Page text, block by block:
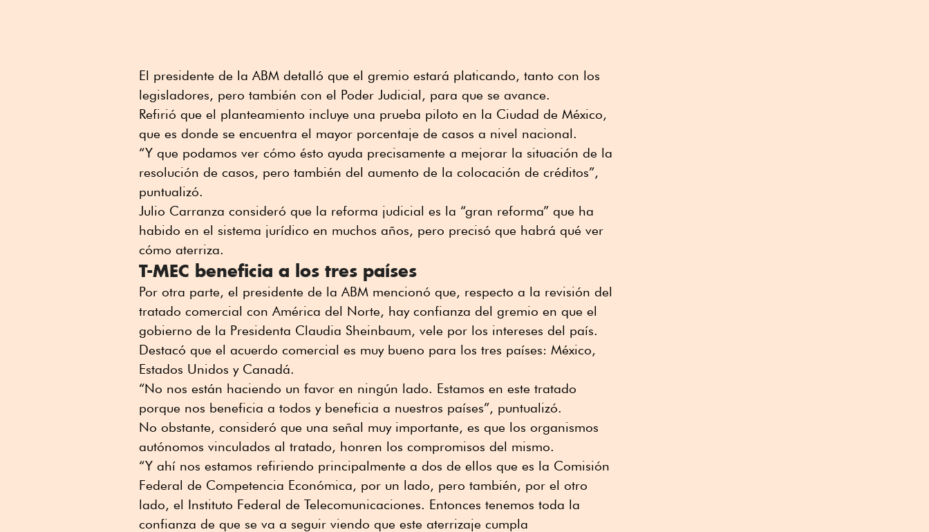
El presidente de la ABM detalló que el gremio estará platicando, tanto con los
legisladores, pero también con el Poder Judicial, para que se avance.
Refirió que el planteamiento incluye una prueba piloto en la Ciudad de México,
que es donde se encuentra el mayor porcentaje de casos a nivel nacional.
“Y que podamos ver cómo ésto ayuda precisamente a mejorar la situación de la
resolución de casos, pero también del aumento de la colocación de créditos”,
puntualizó.
Julio Carranza consideró que la reforma judicial es la “gran reforma” que ha
habido en el sistema jurídico en muchos años, pero precisó que habrá qué ver
cómo aterriza.
T-MEC beneficia a los tres países
Por otra parte, el presidente de la ABM mencionó que, respecto a la revisión del
tratado comercial con América del Norte, hay confianza del gremio en que el
gobierno de la Presidenta Claudia Sheinbaum, vele por los intereses del país.
Destacó que el acuerdo comercial es muy bueno para los tres países: México,
Estados Unidos y Canadá.
“No nos están haciendo un favor en ningún lado. Estamos en este tratado
porque nos beneficia a todos y beneficia a nuestros países”, puntualizó.
No obstante, consideró que una señal muy importante, es que los organismos
autónomos vinculados al tratado, honren los compromisos del mismo.
“Y ahí nos estamos refiriendo principalmente a dos de ellos que es la Comisión
Federal de Competencia Económica, por un lado, pero también, por el otro
lado, el Instituto Federal de Telecomunicaciones. Entonces tenemos toda la
confianza de que se va a seguir viendo que este aterrizaje cumpla